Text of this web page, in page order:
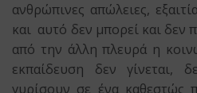
ανθρώπινες απώλειες,
και αυτό δεν μπορεί και δεν
από την άλλη πλευρά η
εκπαίδευση δεν γίνεται,
γυρίσουν σε ένα καθεστώς